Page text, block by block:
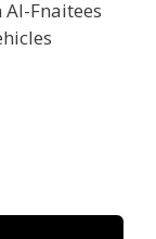
Fnaitees